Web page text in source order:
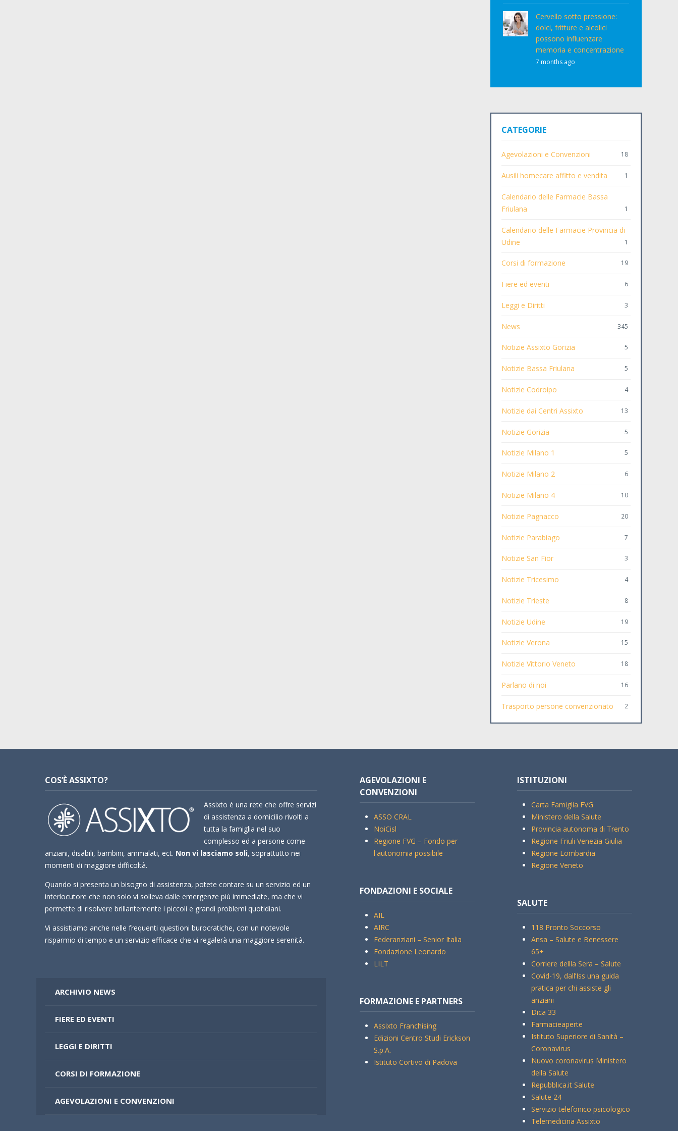
Cervello sotto pressione:
dolci, fritture e alcolici
possono influenzare
memoria e concentrazione
7 months ago
CATEGORIE
Agevolazioni e Convenzioni 18
Ausili homecare affitto e vendita 1
Calendario delle Farmacie Bassa
Friulana
1
Calendario delle Farmacie Provincia di
Udine
1
Corsi di formazione 19
Fiere ed eventi 6
Leggi e Diritti 3
News 345
Notizie Assixto Gorizia 5
Notizie Bassa Friulana 5
Notizie Codroipo 4
Notizie dai Centri Assixto 13
Notizie Gorizia 5
Notizie Milano 1 5
Notizie Milano 2 6
Notizie Milano 4 10
Notizie Pagnacco 20
Notizie Parabiago 7
Notizie San Fior 3
Notizie Tricesimo 4
Notizie Trieste 8
Notizie Udine 19
Notizie Verona 15
Notizie Vittorio Veneto 18
Parlano di noi 16
Trasporto persone convenzionato 2
COS’È ASSIXTO?
Assixto è una rete che offre servizi
di assistenza a domicilio rivolti a
tutta la famiglia nel suo
complesso ed a persone come
anziani, disabili, bambini, ammalati, ect. Non vi lasciamo soli, soprattutto nei
momenti di maggiore difficoltà.
Quando si presenta un bisogno di assistenza, potete contare su un servizio ed un
interlocutore che non solo vi solleva dalle emergenze più immediate, ma che vi
permette di risolvere brillantemente i piccoli e grandi problemi quotidiani.
Vi assistiamo anche nelle frequenti questioni burocratiche, con un notevole
risparmio di tempo e un servizio efficace che vi regalerà una maggiore serenità.
ARCHIVIO NEWS
FIERE ED EVENTI
LEGGI E DIRITTI
CORSI DI FORMAZIONE
AGEVOLAZIONI E CONVENZIONI
AGEVOLAZIONI E
CONVENZIONI
ASSO CRAL
NoiCisl
Regione FVG – Fondo per
l'autonomia possibile
FONDAZIONI E SOCIALE
AIL
AIRC
Federanziani – Senior Italia
Fondazione Leonardo
LILT
FORMAZIONE E PARTNERS
Assixto Franchising
Edizioni Centro Studi Erickson
S.p.A.
Istituto Cortivo di Padova
ISTITUZIONI
Carta Famiglia FVG
Ministero della Salute
Provincia autonoma di Trento
Regione Friuli Venezia Giulia
Regione Lombardia
Regione Veneto
SALUTE
118 Pronto Soccorso
Ansa – Salute e Benessere
65+
Corriere dellla Sera – Salute
Covid-19, dall’Iss una guida
pratica per chi assiste gli
anziani
Dica 33
Farmacieaperte
Istituto Superiore di Sanità –
Coronavirus
Nuovo coronavirus Ministero
della Salute
Repubblica.it Salute
Salute 24
Servizio telefonico psicologico
Telemedicina Assixto